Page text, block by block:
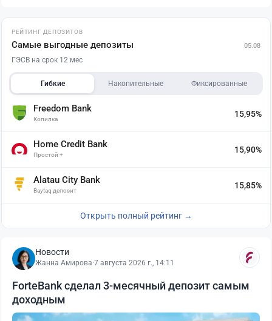
РЕЙТИНГ ДЕПОЗИТОВ
Самые выгодные депозиты 05.08
ГЭСВ на срок 12 мес
Гибкие Накопительные Фиксированные
Freedom Bank
Копилка
15,95%
Home Credit Bank
Простой +
15,90%
Alatau City Bank
Baytaq депозит
15,85%
Открыть полный рейтинг →
Новости
Жанна Амирова·7 августа 2026 г., 14:11
ForteBank сделал 3-месячный депозит самым
доходным